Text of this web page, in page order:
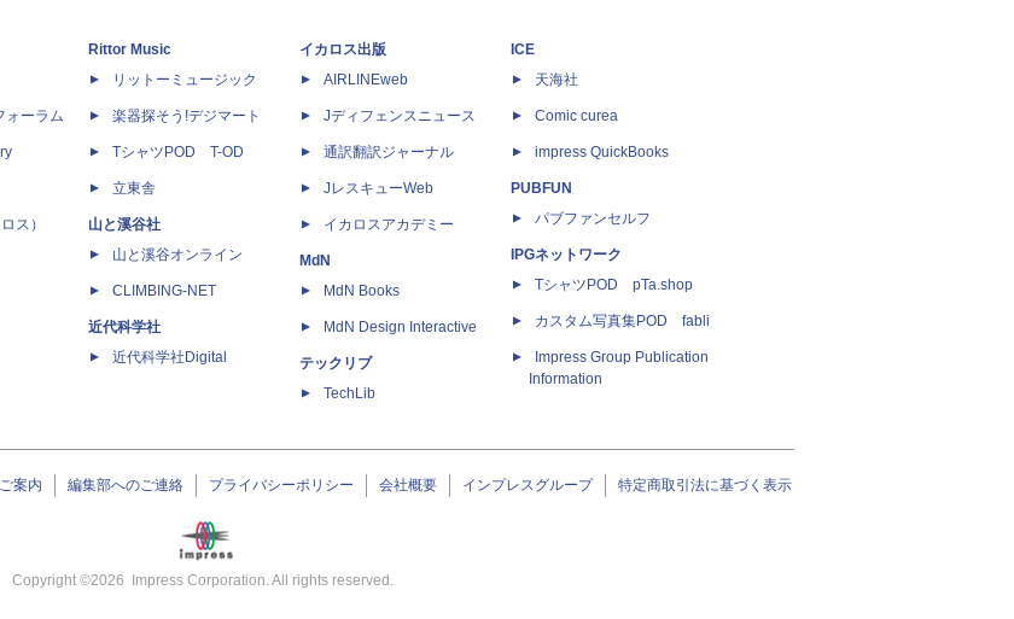
ォーラム
ス）
Rittor Music
リットーミュージック
楽器探そう!デジマート
TシャツPOD T-OD
立東舎
山と溪谷社
山と溪谷オンライン
CLIMBING-NET
近代科学社
近代科学社Digital
イカロス出版
AIRLINEweb
Jディフェンスニュース
通訳翻訳ジャーナル
JレスキューWeb
イカロスアカデミー
MdN
MdN Books
MdN Design Interactive
テックリブ
TechLib
ICE
天海社
Comic curea
impress QuickBooks
PUBFUN
パブファンセルフ
IPGネットワーク
TシャツPOD pTa.shop
カスタム写真集POD fabli
Impress Group Publication
Information
案内 編集部へのご連絡 プライバシーポリシー 会社概要 インプレスグループ 特定商取引法に基づく表示
Copyright ©2026 Impress Corporation. All rights reserved.